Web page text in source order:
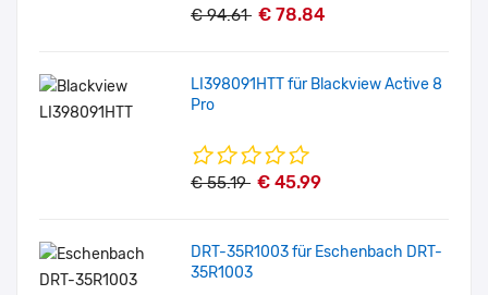
€ 94.61 € 78.84
LI398091HTT für Blackview Active 8
Pro
€ 55.19 € 45.99
DRT-35R1003 für Eschenbach DRT-
35R1003